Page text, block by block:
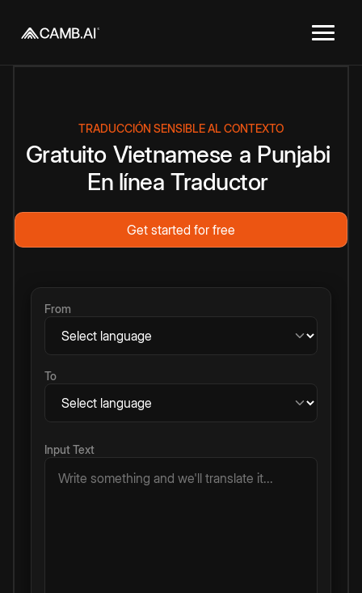
TRADUCCIÓN SENSIBLE AL CONTEXTO
Gratuito Vietnamese a Punjabi
En línea Traductor
Get started for free
From
To
Input Text